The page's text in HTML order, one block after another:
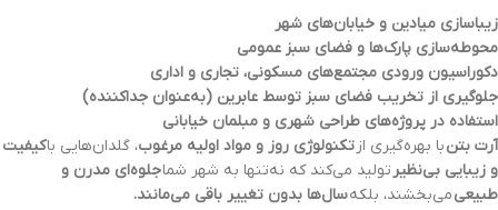
زیباسازی میادین و خیابان‌های شهر
محوطه‌سازی پارک‌ها و فضای سبز عمومی
دکوراسیون ورودی مجتمع‌های مسکونی، تجاری و اداری
جلوگیری از تخریب فضای سبز توسط عابرین (به‌عنوان جداکننده)
استفاده در پروژه‌های طراحی شهری و مبلمان خیابانی
آرت بتنبا بهره‌گیری ازتکنولوژی روز و مواد اولیه مرغوب، گلدان‌هایی باکیفیت
و زیبایی بی‌نظیرتولید می‌کند که نه‌تنها به شهر شماجلوه‌ای مدرن و
طبیعیمی‌بخشند، بلکهسال‌ها بدون تغییر باقی می‌مانند.